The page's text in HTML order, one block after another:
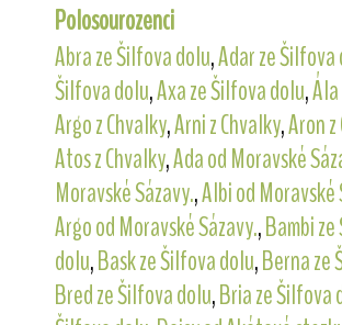
Polosourozenci
Abra ze Šilfova dolu,Adar ze
Šilfova dolu,Axa ze Šilfova dolu,
Argo z Chvalky,Arni z Chvalky,Aron
Atos z Chvalky,Ada od Moravské
Moravské Sázavy.,Albi od Moravské
Argo od Moravské Sázavy.,Bambi
dolu,Bask ze Šilfova dolu,Berna ze
Bred ze Šilfova dolu,Bria ze Šilfova